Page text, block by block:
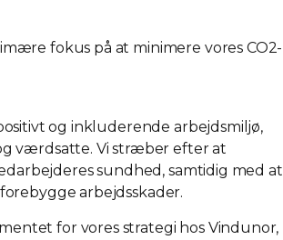
fokus på at minimere vores CO2-
og inkluderende arbejdsmiljø,
værdsatte. Vi stræber efter at
sundhed, samtidig med at
arbejdsskader.
for vores strategi hos Vindunor,